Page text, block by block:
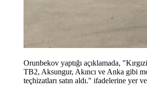
Orunbekov yaptığı açıklamada,
TB2, Aksungur, Akıncı ve Anka gibi
teçhizatları satın aldı." ifadelerine yer